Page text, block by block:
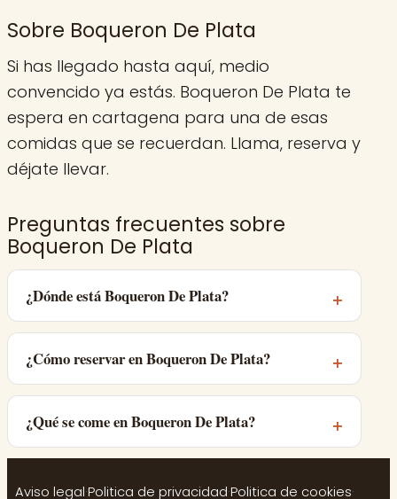
Sobre Boqueron De Plata
Si has llegado hasta aquí, medio
convencido ya estás. Boqueron De Plata te
espera en cartagena para una de esas
comidas que se recuerdan. Llama, reserva y
déjate llevar.
Preguntas frecuentes sobre
Boqueron De Plata
¿Dónde está Boqueron De Plata?
¿Cómo reservar en Boqueron De Plata?
¿Qué se come en Boqueron De Plata?
Aviso legal·Politica de privacidad·Politica de cookies·